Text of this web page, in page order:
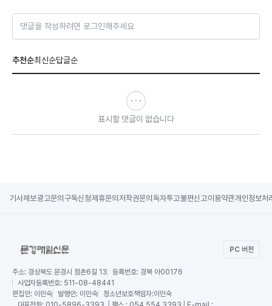
댓글을 작성하려면 로그인해주세요
추천순최신순답글순
표시할 댓글이 없습니다
기사제보광고문의 구독신청제휴문의 저작권문의 독자투고불편신고이용약관개인정보처
PC 버전
주소: 경상북도 문경시 점촌6길 13 등록번호: 경북 아00176
사업자등록번호: 511-08-48441
편집인: 이민숙 발행인: 이민숙 청소년보호책임자:이민숙